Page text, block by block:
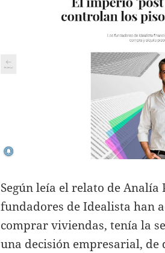
Según leía el relato de Analía
fundadores de Idealista han
comprar viviendas, tenía la
una decisión empresarial,